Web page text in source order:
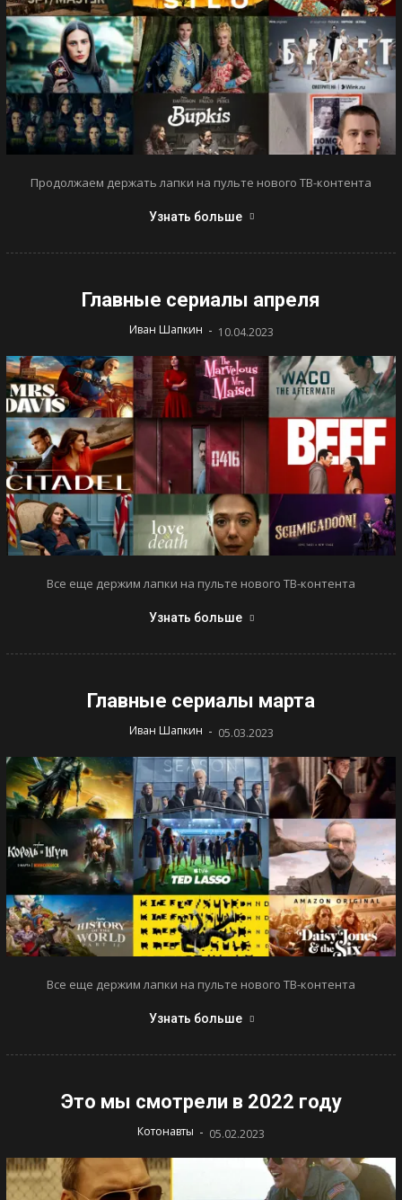
Продолжаем держать лапки на пульте нового ТВ-контента
Узнать больше
Главные сериалы апреля
Иван Шапкин - 10.04.2023
Все еще держим лапки на пульте нового ТВ-контента
Узнать больше
Главные сериалы марта
Иван Шапкин - 05.03.2023
Все еще держим лапки на пульте нового ТВ-контента
Узнать больше
Это мы смотрели в 2022 году
Котонавты - 05.02.2023